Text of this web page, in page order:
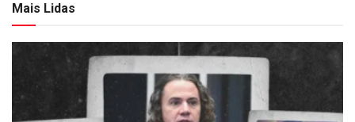
Mais Lidas